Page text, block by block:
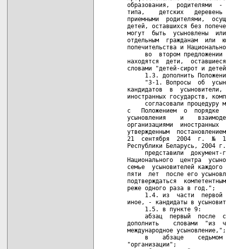
образования,  родителями  -
типа,    детских   деревень
приемными  родителями,
детей, оставшихся без
могут  быть  усыновлены
отдельным  гражданам  или
попечительства и
во  втором предложении
находятся  дети,
словами "детей-сирот и
1.3. дополнить
"3-1. Вопросы  об
кандидатов  в
иностранных государств,
согласовали процедуру
с   Положением  о  порядке
усыновления    и
организациями
утвержденным
21  сентября  2004  г.  №
Республики Беларусь,
представили  документ-
Национального  центра
семье  усыновителей
пяти  лет  после его
подтверждаться
реже одного раза в год.";
1.4. из  части  первой
иное, - кандидаты в
     1.5. в пункте 9:
абзац  первый  после
дополнить    словами  "из
международное усыновление,";
в    абзаце    седьмом
"организации";